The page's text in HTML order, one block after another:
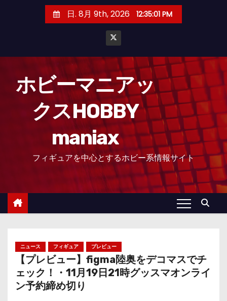
日. 8月 9th, 2026 12:35:02 PM
ホビーマニアッ
クスHOBBY
maniax
フィギュアを中心とするホビー系情報サイト
ニュース フィギュア プレビュー
【プレビュー】figma陸奥をデコマスでチ
ェック！・11月19日21時グッスマオンライ
ン予約締め切り